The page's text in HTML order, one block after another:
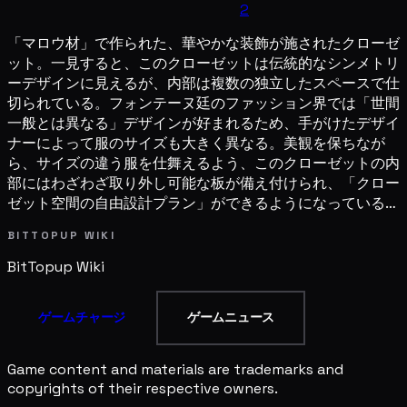
2
「マロウ材」で作られた、華やかな装飾が施されたクローゼ
ット。一見すると、このクローゼットは伝統的なシンメトリ
ーデザインに見えるが、内部は複数の独立したスペースで仕
切られている。フォンテーヌ廷のファッション界では「世間
一般とは異なる」デザインが好まれるため、手がけたデザイ
ナーによって服のサイズも大きく異なる。美観を保ちなが
ら、サイズの違う服を仕舞えるよう、このクローゼットの内
部にはわざわざ取り外し可能な板が備え付けられ、「クロー
ゼット空間の自由設計プラン」ができるようになっている…
BITTOPUP WIKI
BitTopup Wiki
ゲームチャージ ゲームニュース
Game content and materials are trademarks and
copyrights of their respective owners.